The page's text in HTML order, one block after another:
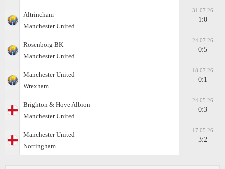
Altrincham
Manchester United
31.07.26
1:0
Rosenborg BK
Manchester United
24.07.26
0:5
Manchester United
Wrexham
18.07.26
0:1
Brighton & Hove Albion
Manchester United
24.05.26
0:3
Manchester United
Nottingham
17.05.26
3:2